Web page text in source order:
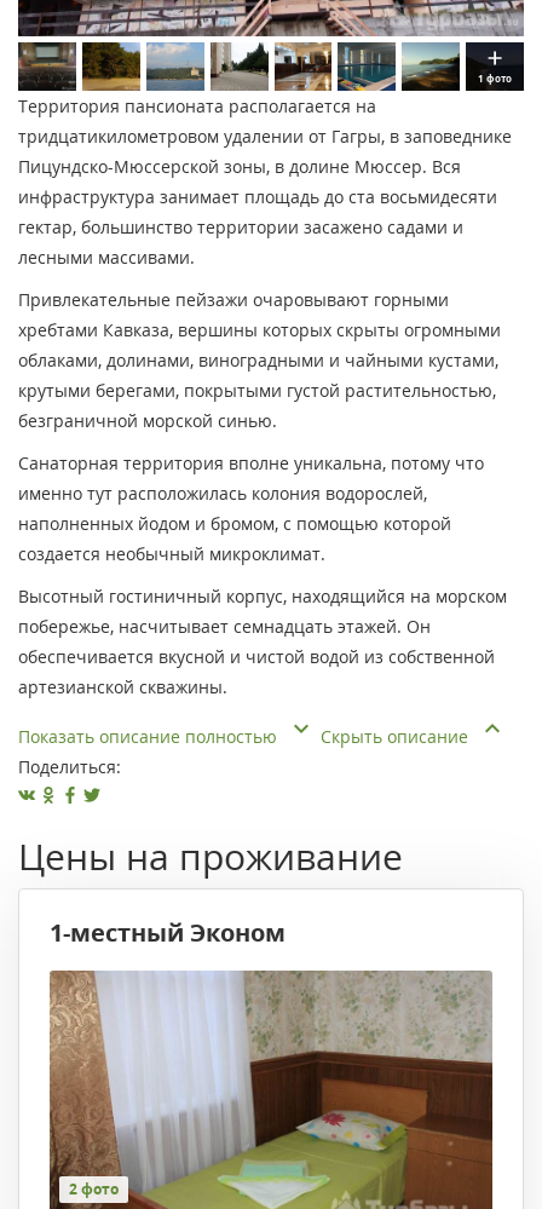
1 фото
Территория пансионата располагается на
тридцатикилометровом удалении от Гагры, в заповеднике
Пицундско-Мюссерской зоны, в долине Мюссер. Вся
инфраструктура занимает площадь до ста восьмидесяти
гектар, большинство территории засажено садами и
лесными массивами.
Привлекательные пейзажи очаровывают горными
хребтами Кавказа, вершины которых скрыты огромными
облаками, долинами, виноградными и чайными кустами,
крутыми берегами, покрытыми густой растительностью,
безграничной морской синью.
Санаторная территория вполне уникальна, потому что
именно тут расположилась колония водорослей,
наполненных йодом и бромом, с помощью которой
создается необычный микроклимат.
Высотный гостиничный корпус, находящийся на морском
побережье, насчитывает семнадцать этажей. Он
обеспечивается вкусной и чистой водой из собственной
артезианской скважины.
Показать описание полностью
Скрыть описание
Поделиться:
Цены на проживание
1-местный Эконом
2 фото